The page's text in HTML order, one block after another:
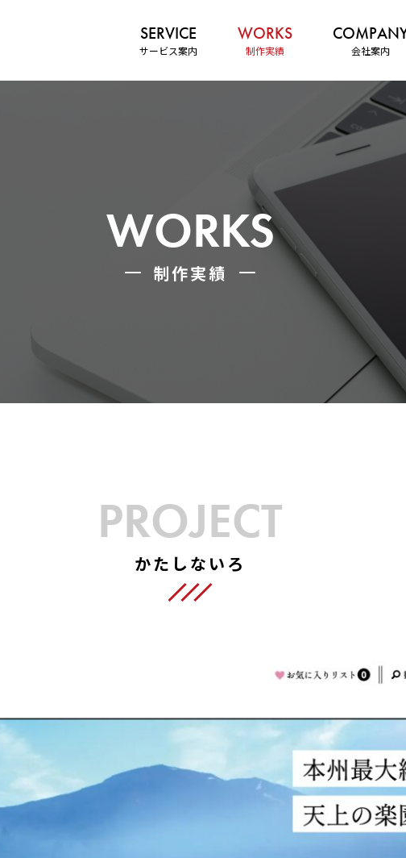
サービス案内 制作実績 会社案内
WORKS
制作実績
PROJECT
かたしないろ